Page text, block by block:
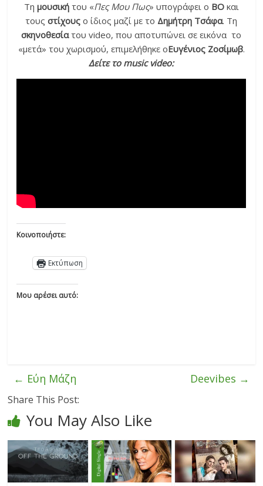
Τη μουσική του «Πες Μου Πως» υπογράφει ο ΒΟκαι
τουςστίχους ο ίδιος μαζί με το Δημήτρη Τσάφα. Τη
σκηνοθεσίατου video, που αποτυπώνει σε εικόνα το
«μετά» του χωρισμού, επιμελήθηκε οΕυγένιος Ζοσίμωβ.
Δείτε το music video:
Κοινοποιήστε:
Εκτύπωση
Μου αρέσει αυτό:
← Εύη Μάζη Deevibes →
Share This Post:
You May Also Like